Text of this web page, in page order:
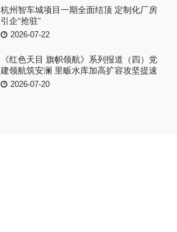
杭州智车城项目一期全面结顶 定制化厂房
引企“抢驻”
2026-07-22
《红色天目 旗帜领航》系列报道（四）党
建领航筑安澜 里畈水库加高扩容攻坚提速
2026-07-20